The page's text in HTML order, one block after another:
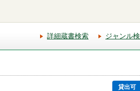
詳細蔵書検索 ジャンル
貸出可